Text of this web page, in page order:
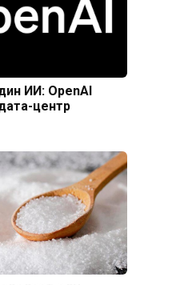
ИИ: OpenAI
центр